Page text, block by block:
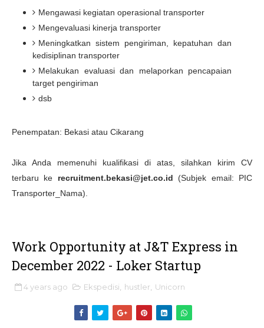
Mengawasi kegiatan operasional transporter
Mengevaluasi kinerja transporter
Meningkatkan sistem pengiriman, kepatuhan dan
kedisiplinan transporter
Melakukan evaluasi dan melaporkan pencapaian
target pengiriman
dsb
Penempatan: Bekasi atau Cikarang
Jika Anda memenuhi kualifikasi di atas, silahkan kirim CV
terbaru ke recruitment.bekasi@jet.co.id (Subjek email: PIC
Transporter_Nama).
Work Opportunity at J&T Express in
December 2022 - Loker Startup
4 years ago Ekspedisi hustler Unicorn